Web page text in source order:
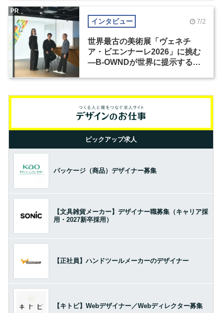
インタビュー 7/2
世界最古の美術展「ヴェネチ
ア・ビエンナーレ2026」に挑む
―B-OWNDが世界に提示する美
PR
ピックアップ求人
パッケージ（商品）デザイナー募集
【文具雑貨メーカー】デザイナー職募集（キャリア採
用・2027新卒採用）
【正社員】ハンドツールメーカーのデザイナー
【キトビ】Webデザイナー／Webディレクター募集